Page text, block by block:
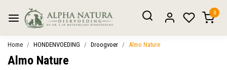
0
Home HONDENVOEDING Droogvoer Almo Nature
Almo Nature